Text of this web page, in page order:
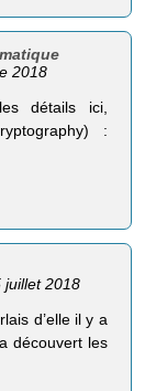
2018
détails ici,
:
juillet 2018
d’elle il y a
a découvert les